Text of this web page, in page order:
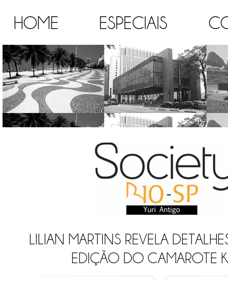
HOME ESPECIAIS
LILIAN MARTINS REVELA
EDIÇÃO DO CAMAROTE